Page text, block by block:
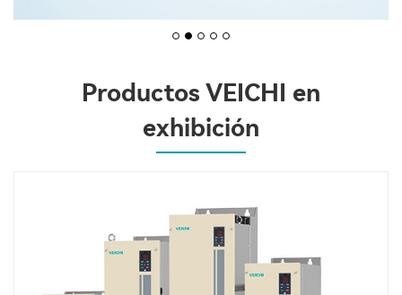
Productos VEICHI en
exhibición